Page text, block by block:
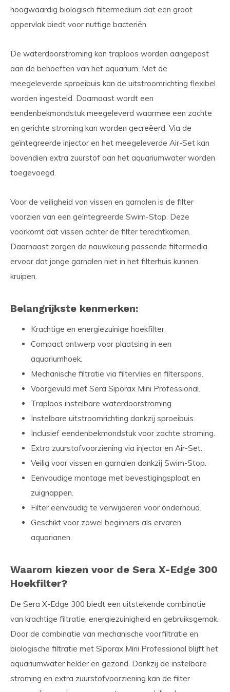
hoogwaardig biologisch filtermedium dat een groot
oppervlak biedt voor nuttige bacteriën.
De waterdoorstroming kan traploos worden aangepast
aan de behoeften van het aquarium. Met de
meegeleverde sproeibuis kan de uitstroomrichting flexibel
worden ingesteld. Daarnaast wordt een
eendenbekmondstuk meegeleverd waarmee een zachte
en gerichte stroming kan worden gecreëerd. Via de
geïntegreerde injector en het meegeleverde Air-Set kan
bovendien extra zuurstof aan het aquariumwater worden
toegevoegd.
Voor de veiligheid van vissen en garnalen is de filter
voorzien van een geïntegreerde Swim-Stop. Deze
voorkomt dat vissen achter de filter terechtkomen.
Daarnaast zorgen de nauwkeurig passende filtermedia
ervoor dat jonge garnalen niet in het filterhuis kunnen
kruipen.
Belangrijkste kenmerken:
Krachtige en energiezuinige hoekfilter.
Compact ontwerp voor plaatsing in een
aquariumhoek.
Mechanische filtratie via filtervlies en filterspons.
Voorgevuld met Sera Siporax Mini Professional.
Traploos instelbare waterdoorstroming.
Instelbare uitstroomrichting dankzij sproeibuis.
Inclusief eendenbekmondstuk voor zachte stroming.
Extra zuurstofvoorziening via injector en Air-Set.
Veilig voor vissen en garnalen dankzij Swim-Stop.
Eenvoudige montage met bevestigingsplaat en
zuignappen.
Filter eenvoudig te verwijderen voor onderhoud.
Geschikt voor zowel beginners als ervaren
aquarianen.
Waarom kiezen voor de Sera X-Edge 300
Hoekfilter?
De Sera X-Edge 300 biedt een uitstekende combinatie
van krachtige filtratie, energiezuinigheid en gebruiksgemak.
Door de combinatie van mechanische voorfiltratie en
biologische filtratie met Siporax Mini Professional blijft het
aquariumwater helder en gezond. Dankzij de instelbare
stroming en extra zuurstofvoorziening kan de filter